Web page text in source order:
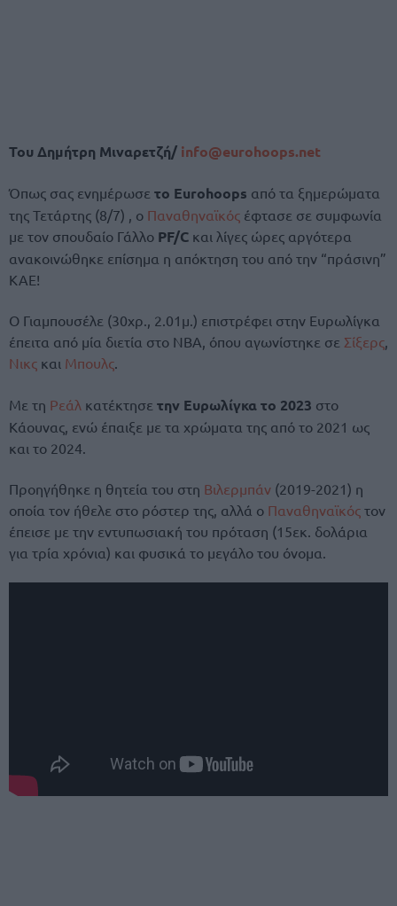
Του Δημήτρη Μιναρετζή/ info@eurohoops.net
Όπως σας ενημέρωσε το Eurohoops από τα ξημερώματα
της Τετάρτης (8/7) , ο Παναθηναϊκός έφτασε σε συμφωνία
με τον σπουδαίο Γάλλο PF/C και λίγες ώρες αργότερα
ανακοινώθηκε επίσημα η απόκτηση του από την “πράσινη”
ΚΑΕ!
Ο Γιαμπουσέλε (30χρ., 2.01μ.) επιστρέφει στην Ευρωλίγκα
έπειτα από μία διετία στο ΝΒΑ, όπου αγωνίστηκε σε Σίξερς,
Νικς και Μπουλς.
Με τη Ρεάλ κατέκτησε την Ευρωλίγκα το 2023 στο
Κάουνας, ενώ έπαιξε με τα χρώματα της από το 2021 ως
και το 2024.
Προηγήθηκε η θητεία του στη Βιλερμπάν (2019-2021) η
οποία τον ήθελε στο ρόστερ της, αλλά ο Παναθηναϊκός τον
έπεισε με την εντυπωσιακή του πρόταση (15εκ. δολάρια
για τρία χρόνια) και φυσικά το μεγάλο του όνομα.